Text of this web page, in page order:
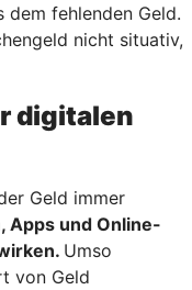
dem fehlenden Geld.
nicht situativ,
digitalen
Geld immer
Apps und Online-
Umso
von Geld